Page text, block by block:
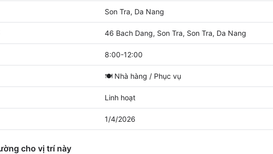
Son Tra, Da Nang
46 Bach Dang, Son Tra, Son Tra, Da Nang
8:00-12:00
🍽️ Nhà hàng / Phục vụ
Linh hoạt
1/4/2026
cho vị trí này